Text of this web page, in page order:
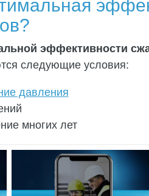
эффективности
следующие условия:
давления
многих лет